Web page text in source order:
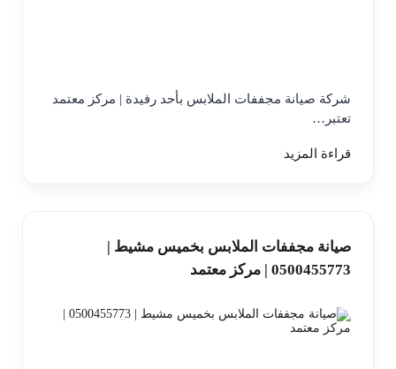
شركة صيانة مجففات الملابس بأحد رفيدة | مركز معتمد
تعتبر…
قراءة المزيد
صيانة مجففات الملابس بخميس مشيط |
0500455773 | مركز معتمد